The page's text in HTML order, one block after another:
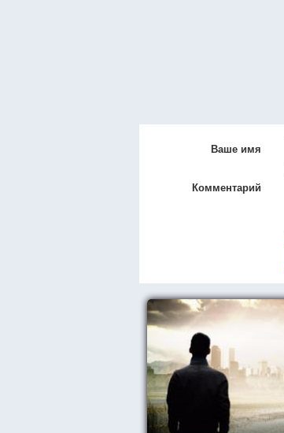
Ваше имя
Комментарий